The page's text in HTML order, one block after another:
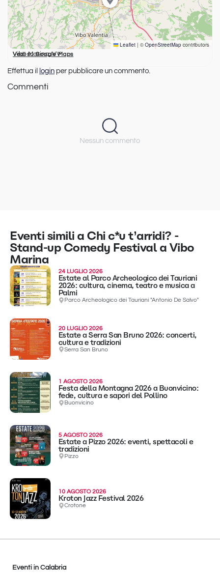
Leaflet | ©OpenStreetMap contributors
Vibo Marina, VV
Vedi su Google Maps
Effettua il login per pubblicare un commento.
Commenti
Nessun commento
Eventi simili a Chi c*u t’arridi? -
Stand-up Comedy Festival a Vibo
Marina
24 LUGLIO 2026
Estate al Parco Archeologico dei Tauriani
2026: cultura, cinema, teatro e musica a
Palmi
Parco Archeologico dei Tauriani "Antonio De Salvo"
20 LUGLIO 2026
Estate a Serra San Bruno 2026: concerti,
cultura e tradizioni
Serra San Bruno
1 AGOSTO 2026
Festa della Montagna 2026 a Buonvicino:
fede, cultura e sapori del Pollino
Buonvicino
5 AGOSTO 2026
Estate a Pizzo 2026: eventi, spettacoli e
tradizioni
Pizzo
10 AGOSTO 2026
Kroton Jazz Festival 2026
Crotone
Eventi in Calabria